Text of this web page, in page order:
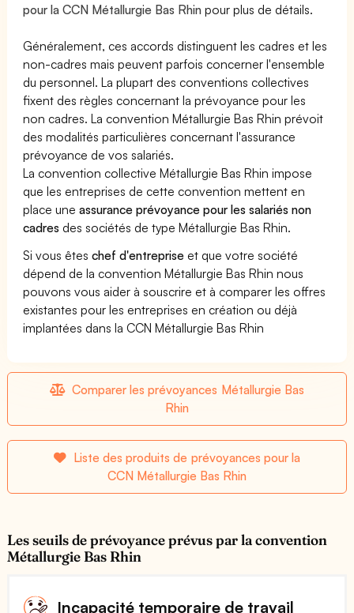
pour la CCN Métallurgie Bas Rhin pour plus de détails.
Généralement, ces accords distinguent les cadres et les
non-cadres mais peuvent parfois concerner l'ensemble
du personnel. La plupart des conventions collectives
fixent des règles concernant la prévoyance pour les
non cadres. La convention Métallurgie Bas Rhin prévoit
des modalités particulières concernant l'assurance
prévoyance de vos salariés.
La convention collective Métallurgie Bas Rhin impose
que les entreprises de cette convention mettent en
place uneassurance prévoyance pour les salariés non
cadres des sociétés de type Métallurgie Bas Rhin.
Si vous êteschef d'entreprise et que votre société
dépend de la convention Métallurgie Bas Rhin nous
pouvons vous aider à souscrire et à comparer les offres
existantes pour les entreprises en création ou déjà
implantées dans la CCN Métallurgie Bas Rhin
Comparer les prévoyances Métallurgie Bas
Rhin
Liste des produits de prévoyances pour la
CCN Métallurgie Bas Rhin
Les seuils de prévoyance prévus par la convention
Métallurgie Bas Rhin
Incapacité temporaire de travail